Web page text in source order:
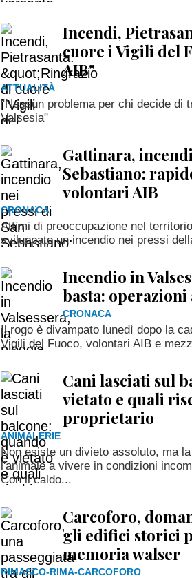
Incendi,
cuore i Vigili del
AIB"
ATTUALITÀ
"Nessun problema per chi decide di
Valsesia"
Gattinara,
Sebastiano:
volontari AIB
CRONACA
Attimi di preoccupazione nel
sviluppato un incendio nei pressi
Incendio in
basta:
CRONACA
Il rogo è divampato lunedì dopo la
Vigili del Fuoco, volontari AIB e
Cani lasciati sul
vietato e quali
proprietario
ANIMALERIE
Non esiste un divieto assoluto, ma
l'animale a vivere in condizioni
Con il caldo...
Carcoforo,
gli edifici storici
memoria walser
RIMASCO-RIMA-CARCOFORO